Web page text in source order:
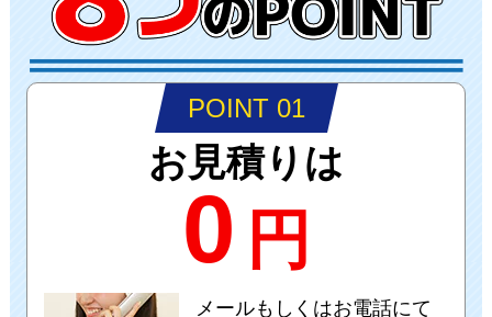
POINT 01
お見積りは
0 円
メールもしくはお電話にて